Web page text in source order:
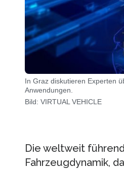
In Graz diskutieren Experten
Anwendungen.
Bild: VIRTUAL VEHICLE
Die weltweit
Fahrzeugdynamik,